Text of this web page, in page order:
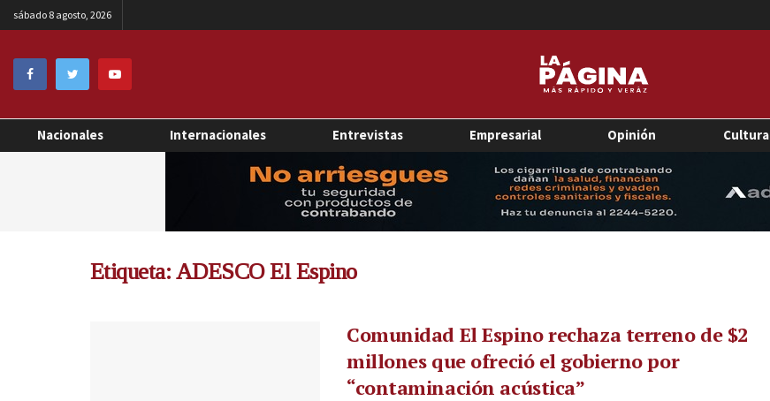
sábado 8 agosto, 2026
Nacionales Internacionales Entrevistas Empresarial Opinión Cultura
Etiqueta: ADESCO El Espino
Comunidad El Espino rechaza terreno de $2
millones que ofreció el gobierno por
“contaminación acústica”